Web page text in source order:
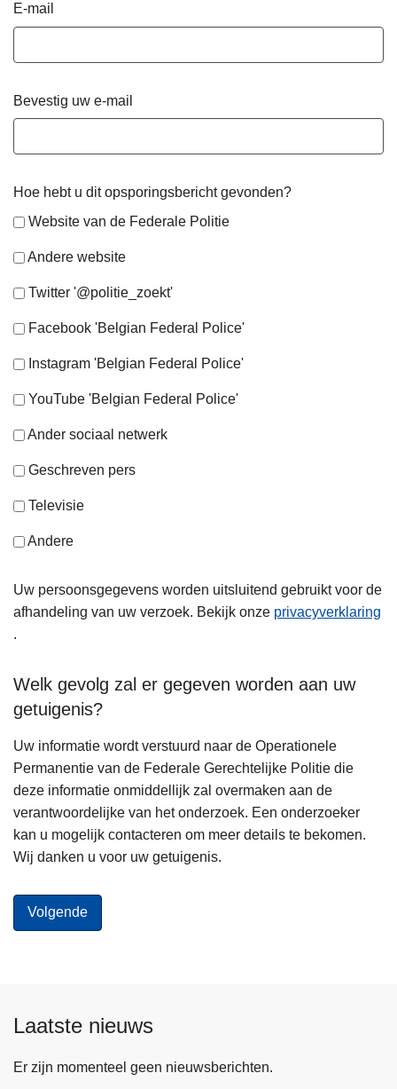
E-mail
Bevestig uw e-mail
Hoe hebt u dit opsporingsbericht gevonden?
Website van de Federale Politie
Andere website
Twitter '@politie_zoekt'
Facebook 'Belgian Federal Police'
Instagram 'Belgian Federal Police'
YouTube 'Belgian Federal Police'
Ander sociaal netwerk
Geschreven pers
Televisie
Andere
Uw persoonsgegevens worden uitsluitend gebruikt voor de
afhandeling van uw verzoek. Bekijk onze privacyverklaring
.
Welk gevolg zal er gegeven worden aan uw
getuigenis?
Uw informatie wordt verstuurd naar de Operationele
Permanentie van de Federale Gerechtelijke Politie die
deze informatie onmiddellijk zal overmaken aan de
verantwoordelijke van het onderzoek. Een onderzoeker
kan u mogelijk contacteren om meer details te bekomen.
Wij danken u voor uw getuigenis.
Laatste nieuws
Er zijn momenteel geen nieuwsberichten.